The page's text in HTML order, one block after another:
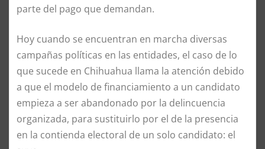
parte del pago que demandan.
Hoy cuando se encuentran en marcha diversas
campañas políticas en las entidades, el caso de lo
que sucede en Chihuahua llama la atención debido
a que el modelo de financiamiento a un candidato
empieza a ser abandonado por la delincuencia
organizada, para sustituirlo por el de la presencia
en la contienda electoral de un solo candidato: el